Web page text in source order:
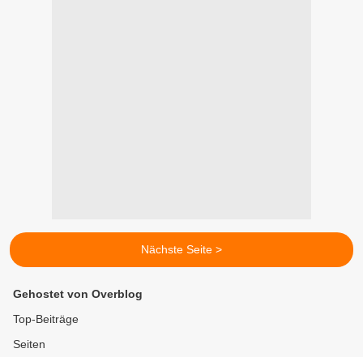
Nächste Seite >
Gehostet von Overblog
Top-Beiträge
Seiten